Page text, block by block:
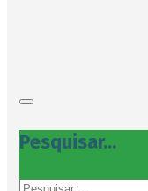
Pesquisar...
Pesquisar